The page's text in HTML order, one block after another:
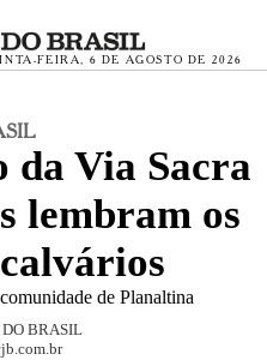
FEIRA, 6 DE AGOSTO DE 2026
da Via Sacra
lembram os
de Planaltina
BRASIL